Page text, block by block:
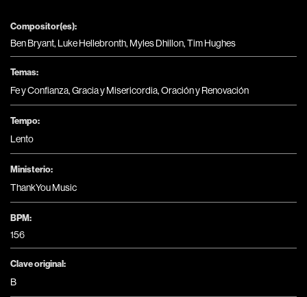
Compositor(es):
Ben Bryant, Luke Hellebronth, Myles Dhillon, Tim Hughes
Temas:
Fe y Confianza,Gracia y Misericordia,Oración y Renovación
Tempo:
Lento
Ministerio:
ThankYou Music
BPM:
156
Clave original:
B